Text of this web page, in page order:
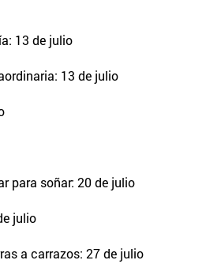
13 de julio
13 de julio
para soñar: 20 de julio
julio
a carrazos: 27 de julio